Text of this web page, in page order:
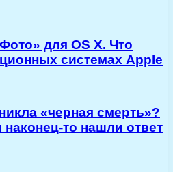
для OS X. Что
системах Apple
«черная смерть»?
то нашли ответ